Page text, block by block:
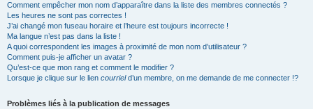
Comment empêcher mon nom d’apparaître dans la liste des membres connectés ?
Les heures ne sont pas correctes !
J’ai changé mon fuseau horaire et l’heure est toujours incorrecte !
Ma langue n’est pas dans la liste !
A quoi correspondent les images à proximité de mon nom d’utilisateur ?
Comment puis-je afficher un avatar ?
Qu’est-ce que mon rang et comment le modifier ?
Lorsque je clique sur le lien courrield’un membre, on me demande de me connecter !?
Problèmes liés à la publication de messages